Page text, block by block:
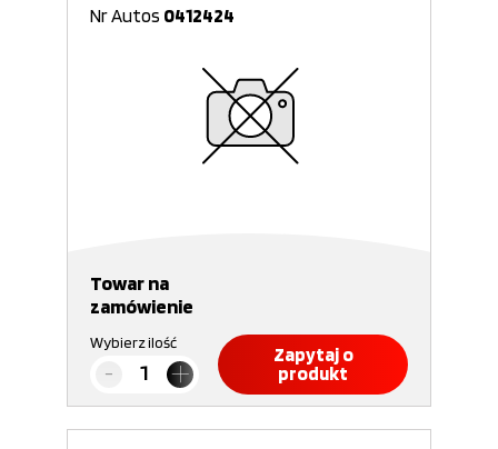
Nr Autos 0412424
Towar na
zamówienie
Wybierz ilość
Zapytaj o
produkt